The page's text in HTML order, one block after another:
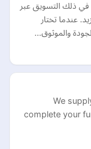
في ذلك التسويق عبر
عندما تختار
والموثوق…
We
complete your